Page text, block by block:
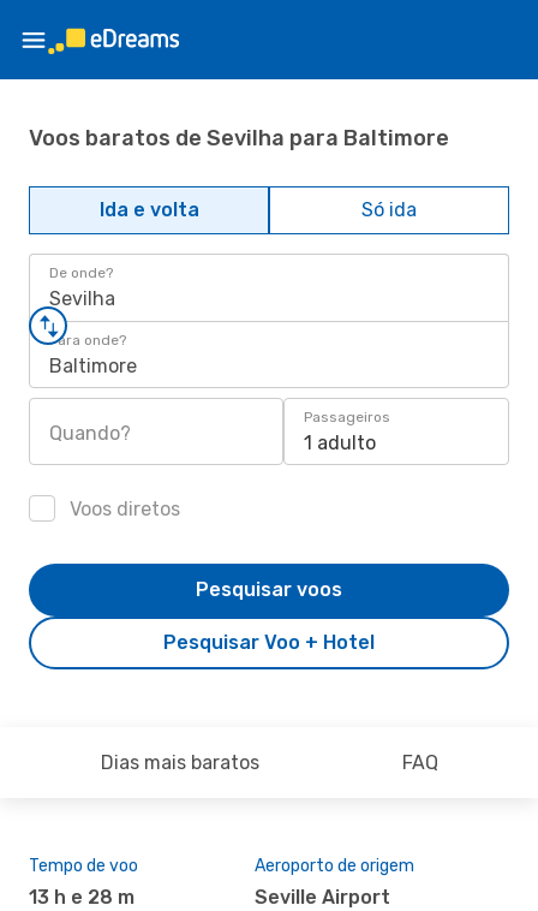
Voos baratos de Sevilha para Baltimore
Ida e volta Só ida
De onde?
Sevilha
Para onde?
Baltimore
Quando?
Passageiros
1 adulto
Voos diretos
Pesquisar Voo + Hotel
Pesquisar voos
Dias mais baratos FAQ
Tempo de voo
13 h e 28 m
Aeroporto de origem
Seville Airport